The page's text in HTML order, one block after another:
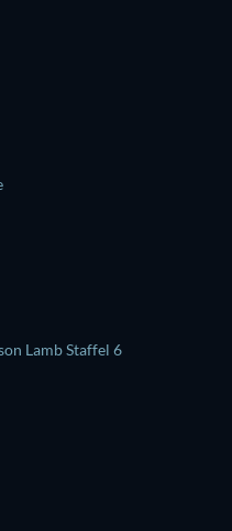
Lamb Staffel 6